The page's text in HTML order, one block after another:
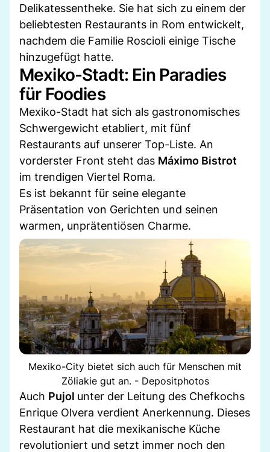
Delikatessentheke. Sie hat sich zu einem der
beliebtesten Restaurants in Rom entwickelt,
nachdem die Familie Roscioli einige Tische
hinzugefügt hatte.
Mexiko-Stadt: Ein Paradies
für Foodies
Mexiko-Stadt hat sich als gastronomisches
Schwergewicht etabliert, mit fünf
Restaurants auf unserer Top-Liste. An
vorderster Front steht das Máximo Bistrot
im trendigen Viertel Roma.
Es ist bekannt für seine elegante
Präsentation von Gerichten und seinen
warmen, unprätentiösen Charme.
Mexiko-City bietet sich auch für Menschen mit
Zöliakie gut an. - Depositphotos
Auch Pujol unter der Leitung des Chefkochs
Enrique Olvera verdient Anerkennung. Dieses
Restaurant hat die mexikanische Küche
revolutioniert und setzt immer noch den